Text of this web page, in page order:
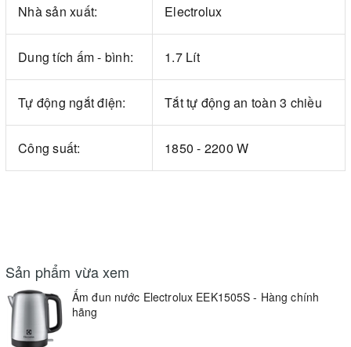
Nhà sản xuất: Electrolux
Dung tích ấm - bình: 1.7 Lít
Tự động ngắt điện: Tắt tự động an toàn 3 chiều
Công suất: 1850 - 2200 W
Sản phẩm vừa xem
Ấm đun nước Electrolux EEK1505S - Hàng chính
hãng